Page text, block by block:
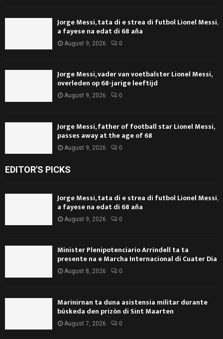
Jorge Messi, tata di e strea di futbol Lionel Messi,
a fayese na edat di 68 aña
August 9, 2026 0
Jorge Messi, vader van voetbalster Lionel Messi,
overleden op 68-jarige leeftijd
August 9, 2026 0
Jorge Messi, father of football star Lionel Messi,
passes away at the age of 68
August 9, 2026 0
EDITOR'S PICKS
Jorge Messi, tata di e strea di futbol Lionel Messi,
a fayese na edat di 68 aña
August 9, 2026 0
Minister Plenipotenciario Arrindell ta ta
presente na e Marcha Internacional di Cuater Dia
August 8, 2026 0
Marinirnan ta duna asistensia militar durante
búskeda den prizòn di Sint Maarten
August 7, 2026 0